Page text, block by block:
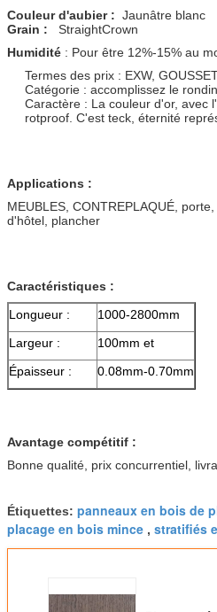
Couleur d'aubier : Jaunâtre blanc
Grain : StraightCrown
Humidité : Pour être 12%-15% au
Termes des prix : EXW,
Catégorie : accomplissez le
Caractère : La couleur d'or, avec
rotproof. C'est teck, éternité
Applications :
MEUBLES, CONTREPLAQUÉ,
d'hôtel, plancher
Caractéristiques :
Longueur :
1000-2800mm
Largeur :
100mm et
Épaisseur :
0.08mm-0.70mm
Avantage compétitif :
Bonne qualité, prix concurrentiel,
Étiquettes: panneaux en bois de
placage en bois mince , stratifiés